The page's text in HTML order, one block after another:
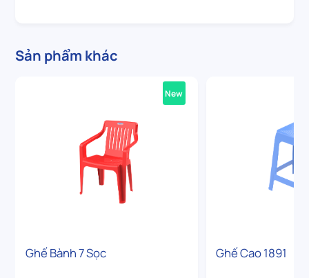
Sản phẩm khác
Ghế Bành 7 Sọc
New
Ghế Cao 1891